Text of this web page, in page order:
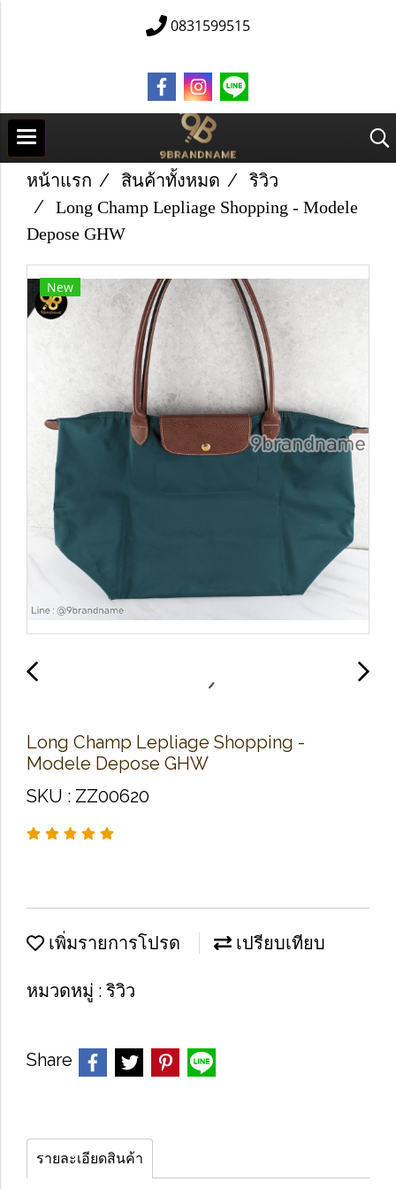
0831599515
หน้าแรก สินค้าทั้งหมด
ริวิว
Long Champ Lepliage Shopping - Modele
Depose GHW
New
Long Champ Lepliage Shopping -
Modele Depose GHW
SKU : ZZ00620
เพิ่มรายการโปรด เปรียบเทียบ
หมวดหมู่ : ริวิว
Share
รายละเอียดสินค้า